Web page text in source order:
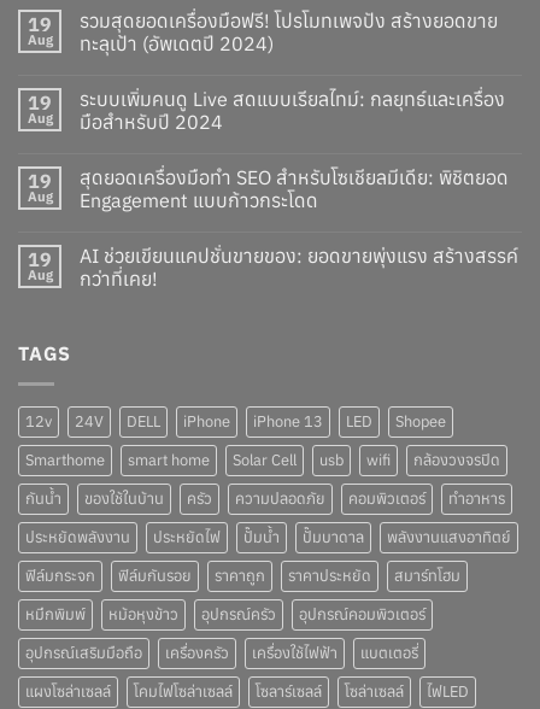
19
Aug
รวมสุดยอดเครื่องมือฟรี! โปรโมทเพจปัง สร้างยอดขาย
ทะลุเป้า (อัพเดตปี 2024)
19
Aug
ระบบเพิ่มคนดู Live สดแบบเรียลไทม์: กลยุทธ์และเครื่อง
มือสำหรับปี 2024
19
Aug
สุดยอดเครื่องมือทำ SEO สำหรับโซเชียลมีเดีย: พิชิตยอด
Engagement แบบก้าวกระโดด
19
Aug
AI ช่วยเขียนแคปชั่นขายของ: ยอดขายพุ่งแรง สร้างสรรค์
กว่าที่เคย!
TAGS
12v 24V DELL iPhone iPhone 13 LED
Shopee
Smarthome
smart home Solar Cell usb wifi
กล้องวงจรปิด
กันน้ำ
ของใช้ในบ้าน ครัว ความปลอดภัย คอมพิวเตอร์
ทำอาหาร
ประหยัดพลังงาน
ประหยัดไฟ ปั๊มน้ำ ปั๊มบาดาล
พลังงานแสงอาทิตย์
ฟิล์มกระจก
ฟิล์มกันรอย ราคาถูก ราคาประหยัด
สมาร์ทโฮม
หมึกพิมพ์
หม้อหุงข้าว อุปกรณ์ครัว
อุปกรณ์คอมพิวเตอร์
อุปกรณ์เสริมมือถือ
เครื่องครัว เครื่องใช้ไฟฟ้า
แบตเตอรี่
แผงโซล่าเซลล์
โคมไฟโซล่าเซลล์ โซลาร์เซลล์ โซล่าเซลล์ ไฟLED